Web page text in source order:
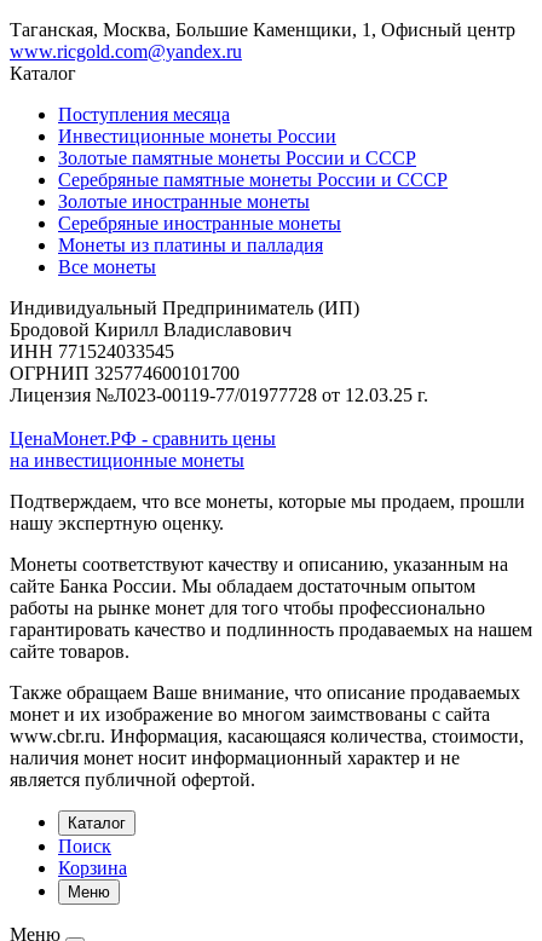
Таганская, Москва, Большие Каменщики, 1, Офисный центр
www.ricgold.com@yandex.ru
Каталог
Поступления месяца
Инвестиционные монеты России
Золотые памятные монеты России и СССР
Серебряные памятные монеты России и СССР
Золотые иностранные монеты
Серебряные иностранные монеты
Монеты из платины и палладия
Все монеты
Индивидуальный Предприниматель (ИП)
Бродовой Кирилл Владиславович
ИНН 771524033545
ОГРНИП 325774600101700
Лицензия №Л023-00119-77/01977728 от 12.03.25 г.
ЦенаМонет.РФ - сравнить цены
на инвестиционные монеты
Подтверждаем, что все монеты, которые мы продаем, прошли
нашу экспертную оценку.
Монеты соответствуют качеству и описанию, указанным на
сайте Банка России. Мы обладаем достаточным опытом
работы на рынке монет для того чтобы профессионально
гарантировать качество и подлинность продаваемых на нашем
сайте товаров.
Также обращаем Ваше внимание, что описание продаваемых
монет и их изображение во многом заимствованы с сайта
www.cbr.ru. Информация, касающаяся количества, стоимости,
наличия монет носит информационный характер и не
является публичной офертой.
Каталог
Поиск
Корзина
Меню
Меню